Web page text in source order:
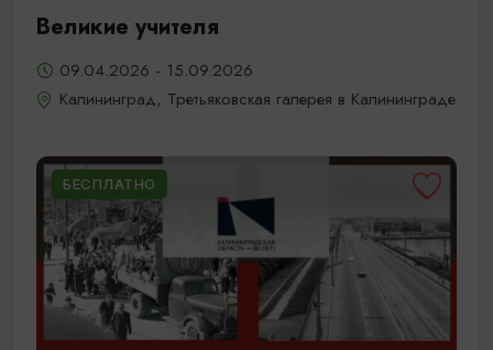
Великие учителя
09.04.2026 - 15.09.2026
Калининград, Третьяковская галерея в Калининграде
БЕСПЛАТНО